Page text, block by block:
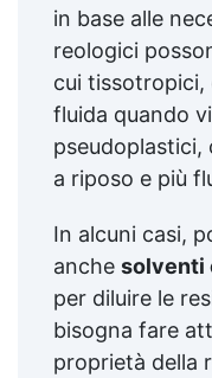
in base alle
reologici
cui tissotropici,
fluida quando
pseudoplastici,
a riposo e più
In alcuni casi,
anche solventi
per diluire le
bisogna fare
proprietà della